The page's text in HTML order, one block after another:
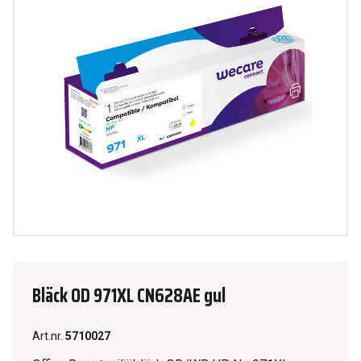
Bläck OD 971XL CN628AE gul
Art.nr. 5710027